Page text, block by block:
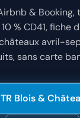
& Booking,
% CD41, fiche
avril-
sans carte
Blois &